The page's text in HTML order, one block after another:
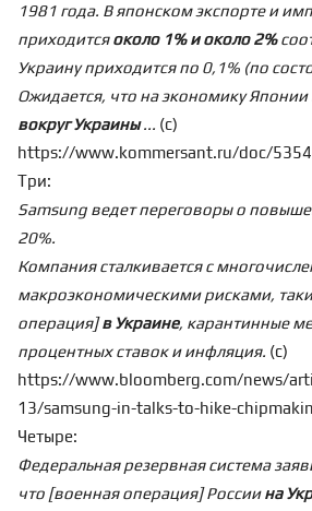
1981 года. В японском экспорте и
приходитсяоколо 1% и около 2%
Украину приходится по 0,1% (по
Ожидается, что на экономику
вокруг Украины... (с)
https://www.kommersant.ru/doc/
Три:
Samsung ведет переговоры о
20%.
Компания сталкивается с
макроэкономическими рисками,
операция]в Украине, карантинные
процентных ставок и инфляция. (с)
https://www.bloomberg.com/news/
13/samsung-in-talks-to-hike-
Четыре:
Федеральная резервная система
что [военная операция] Россиина